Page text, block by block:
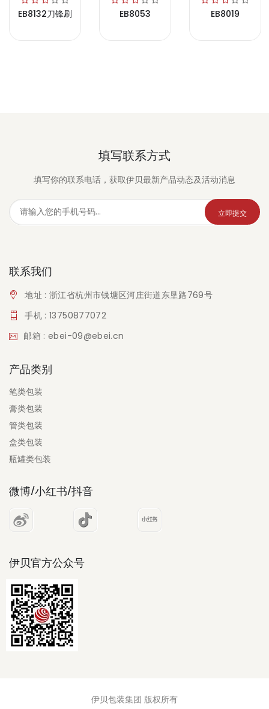
EB8132刀锋刷 EB8053 EB8019
填写联系方式
填写你的联系电话，获取伊贝最新产品动态及活动消息
立即提交
联系我们
地址 : 浙江省杭州市钱塘区河庄街道东垦路769号
手机 : 13750877072
邮箱 : ebei-09@ebei.cn
产品类别
笔类包装
膏类包装
管类包装
盒类包装
瓶罐类包装
微博/小红书/抖音
伊贝官方公众号
伊贝包装集团 版权所有